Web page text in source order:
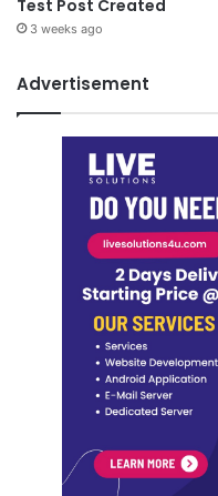
Test Post Created
3 weeks ago
Advertisement